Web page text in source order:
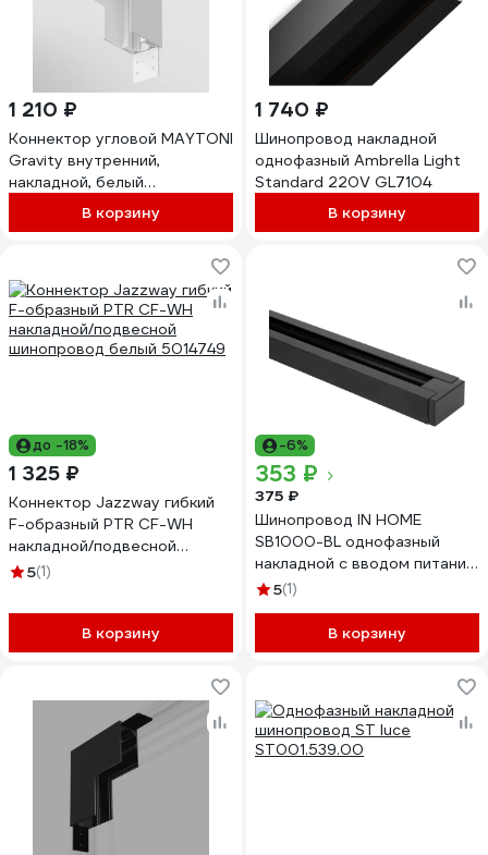
1 210 ₽
Коннектор угловой MAYTONI
Gravity внутренний,
накладной, белый
TRX010ICL-21WВ корзину
1 740 ₽
Шинопровод накладной
однофазный Ambrella Light
Standard 220V GL7104
В корзину
до -18%
1 325 ₽
Коннектор Jazzway гибкий
F-образный PTR CF-WH
накладной/подвесной
шинопровод белый 5014749
5(1)
В корзину
-6%
353 ₽
375 ₽
Шинопровод IN HOME
SB1000-BL однофазный
накладной с вводом питания
1000x35x16мм черный
5(1)
В корзину